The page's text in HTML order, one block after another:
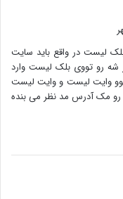
لیست در واقع باید سایت
شه رو تووی بلک لیست وارد
وایت لیست و وایت لیست
رو مک آدرس مد نظر می بنده